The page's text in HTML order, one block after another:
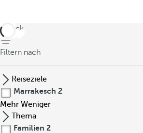
zurück
Filtern nach
Reiseziele
Marrakesch 2
Mehr Weniger
Thema
Familien 2